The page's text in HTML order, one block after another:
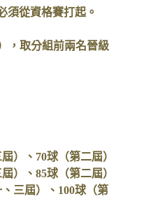
須從資格賽打起。
，取分組前兩名晉級
）、70球（第二屆）
）、85球（第二屆）
三屆）、100球（第